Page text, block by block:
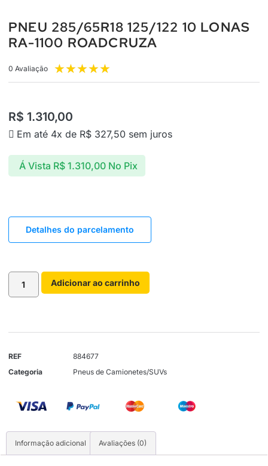
PNEU 285/65R18 125/122 10 LONAS
RA-1100 ROADCRUZA
0 Avaliação ★★★★★
R$ 1.310,00
Em até 4x de R$ 327,50 sem juros
Á Vista R$1.310,00 No Pix
Detalhes do parcelamento
Adicionar ao carrinho
REF
884677
Categoria
Pneus de Camionetes/SUVs
Informação adicional Avaliações (0)